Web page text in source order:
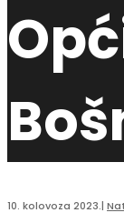
10. kolovoza 2023.|